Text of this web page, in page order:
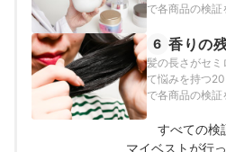
で各商品の検証
6 香りの
髪の長さがセミ
て悩みを持つ
で各商品の検証
すべての検
マイベストが行